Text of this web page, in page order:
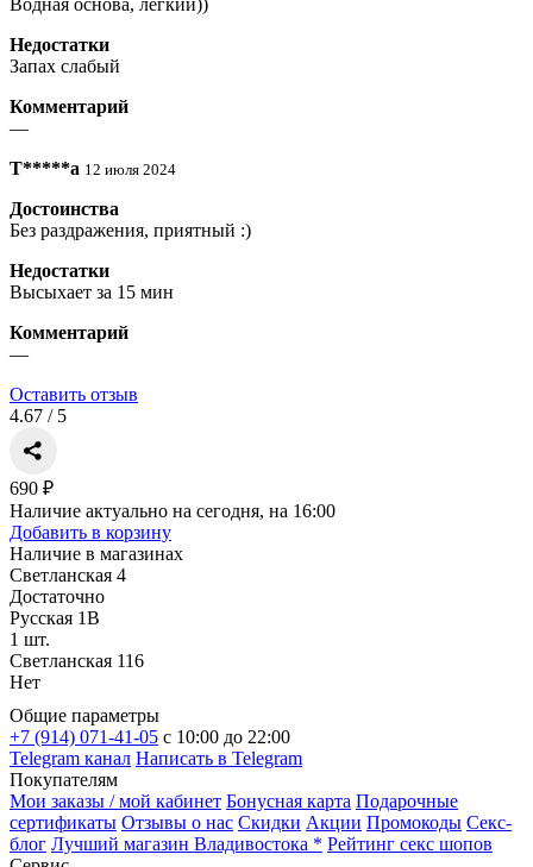
Недостатки
Запах слабый
Комментарий
—
Т*****а 12 июля 2024
Достоинства
Без раздражения, приятный :)
Недостатки
Высыхает за 15 мин
Комментарий
—
Оставить отзыв
4.67 / 5
690 ₽
Наличие актуально на сегодня, на 16:00
Добавить в корзину
Наличие в магазинах
Светланская 4
Достаточно
Русская 1В
1 шт.
Светланская 116
Нет
Общие параметры
+7 (914) 071-41-05 c 10:00 до 22:00
Telegram канал Написать в Telegram
Покупателям
Мои заказы / мой кабинет Бонусная карта Подарочные
сертификаты Отзывы о нас Скидки Акции Промокоды Секс-
блог Лучший магазин Владивостока * Рейтинг секс шопов